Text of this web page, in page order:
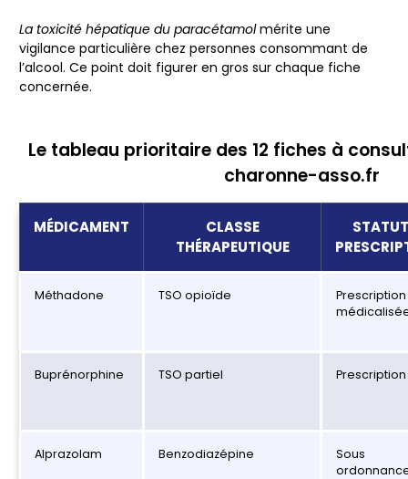
La toxicité hépatique du paracétamolmérite une
vigilance particulière chez personnes consommant de
l’alcool. Ce point doit figurer en gros sur chaque fiche
concernée.
Le tableau prioritaire des 12 fiches à
charonne-asso.fr
MÉDICAMENT
CLASSE
THÉRAPEUTIQUE
STATUT
Méthadone TSO opioïde
Prescription
Buprénorphine TSO partiel Prescription
Alprazolam Benzodiazépine
Sous